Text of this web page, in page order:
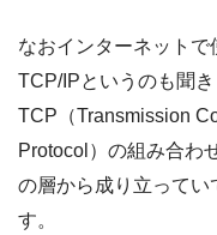
なおインターネット
TCP/IPというのも聞
TCP（Transmission
Protocol）の組み合わ
の層から成り立ってい
す。